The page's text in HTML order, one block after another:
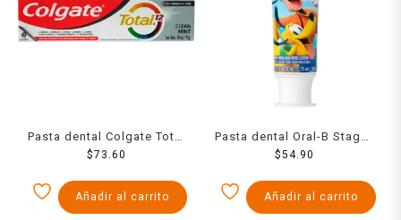
Pasta dental Colgate Total
12 clean mint para una
ml
$73.60
Añadir al carrito
Pasta dental Oral-B Stages
Toy Story/Jasmin/Goofy
$54.90
Añadir al carrito